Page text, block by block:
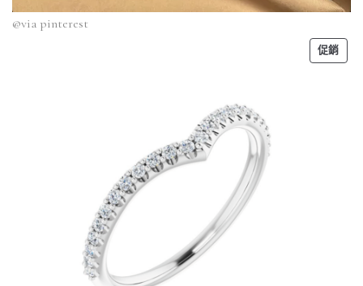
@via pinterest
促銷